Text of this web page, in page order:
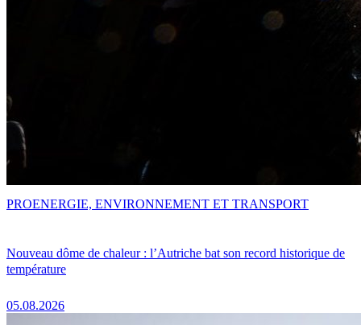
Nouveau dôme de chaleur : l’Autriche bat son record historique de
température
05.08.2026
PROENERGIE, ENVIRONNEMENT ET TRANSPORT